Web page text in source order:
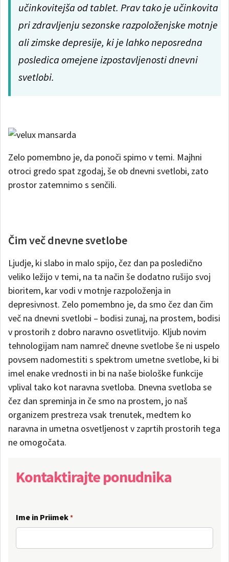
učinkovitejša od tablet. Prav tako je učinkovita
pri zdravljenju sezonske razpoloženjske motnje
ali zimske depresije, ki je lahko neposredna
posledica omejene izpostavljenosti dnevni
svetlobi.
Zelo pomembno je, da ponoči spimo v temi. Majhni
otroci gredo spat zgodaj, še ob dnevni svetlobi, zato
prostor zatemnimo s senčili.
Čim več dnevne svetlobe
Ljudje, ki slabo in malo spijo, čez dan pa posledično
veliko ležijo v temi, na ta način še dodatno rušijo svoj
bioritem, kar vodi v motnje razpoloženja in
depresivnost. Zelo pomembno je, da smo čez dan čim
več na dnevni svetlobi – bodisi zunaj, na prostem, bodisi
v prostorih z dobro naravno osvetlitvijo. Kljub novim
tehnologijam nam namreč dnevne svetlobe še ni uspelo
povsem nadomestiti s spektrom umetne svetlobe, ki bi
imel enake vrednosti in bi na naše biološke funkcije
vplival tako kot naravna svetloba. Dnevna svetloba se
čez dan spreminja in če smo na prostem, jo naš
organizem prestreza vsak trenutek, medtem ko
naravna in umetna osvetljenost v zaprtih prostorih tega
ne omogočata.
Kontaktirajte ponudnika
Ime in Priimek*